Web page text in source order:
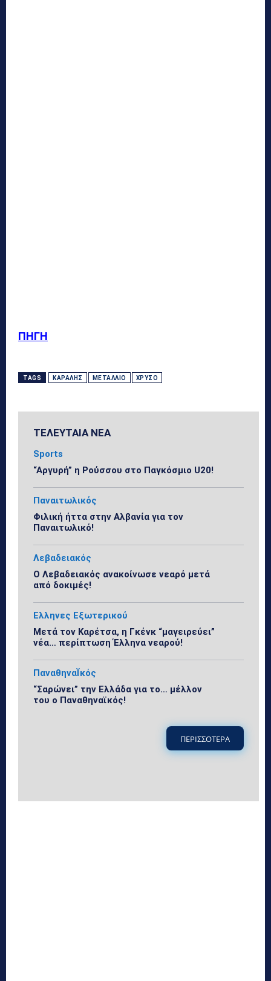
ΠΗΓΗ
TAGS ΚΑΡΑΛΉΣ ΜΕΤΆΛΛΙΟ ΧΡΥΣΌ
ΤΕΛΕΥΤΑΙΑ ΝΕΑ
Sports
“Αργυρή” η Ρούσσου στο Παγκόσμιο U20!
Παναιτωλικός
Φιλική ήττα στην Αλβανία για τον
Παναιτωλικό!
Λεβαδειακός
Ο Λεβαδειακός ανακοίνωσε νεαρό μετά
από δοκιμές!
Ελληνες Εξωτερικού
Μετά τον Καρέτσα, η Γκένκ “μαγειρεύει”
νέα… περίπτωση Έλληνα νεαρού!
ΠαναθηναΪκός
“Σαρώνει” την Ελλάδα για το… μέλλον
του ο Παναθηναϊκός!
ΠΕΡΙΣΣΟΤΕΡΑ